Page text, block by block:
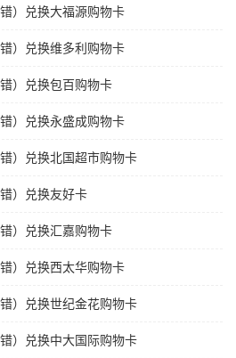
）兑换大福源购物卡
）兑换维多利购物卡
）兑换包百购物卡
）兑换永盛成购物卡
）兑换北国超市购物卡
）兑换友好卡
）兑换汇嘉购物卡
）兑换西太华购物卡
）兑换世纪金花购物卡
）兑换中大国际购物卡